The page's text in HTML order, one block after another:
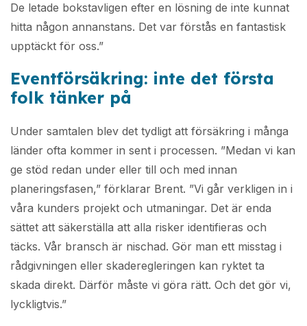
De letade bokstavligen efter en lösning de inte kunnat
hitta någon annanstans. Det var förstås en fantastisk
upptäckt för oss.”
Eventförsäkring: inte det första
folk tänker på
Under samtalen blev det tydligt att försäkring i många
länder ofta kommer in sent i processen. ”Medan vi kan
ge stöd redan under eller till och med innan
planeringsfasen,” förklarar Brent. ”Vi går verkligen in i
våra kunders projekt och utmaningar. Det är enda
sättet att säkerställa att alla risker identifieras och
täcks. Vår bransch är nischad. Gör man ett misstag i
rådgivningen eller skaderegleringen kan ryktet ta
skada direkt. Därför måste vi göra rätt. Och det gör vi,
lyckligtvis.”